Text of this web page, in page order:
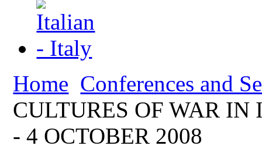
Home Conferences and
CULTURES OF WAR
- 4 OCTOBER 2008